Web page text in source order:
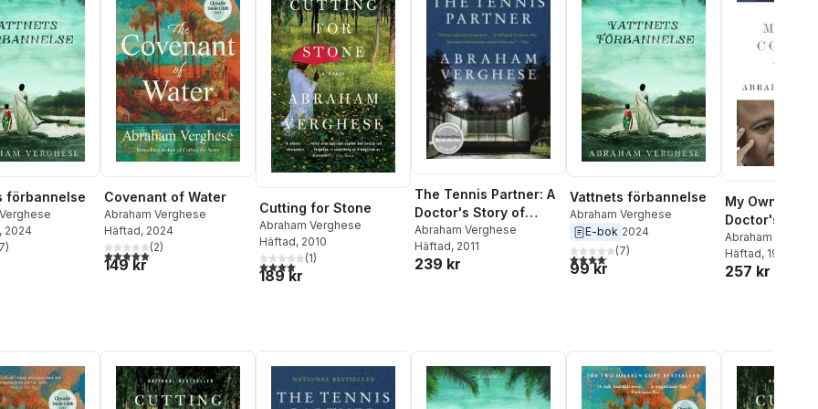
förbannelse
, 2024
Totalt antal röster:
)
Covenant of Water
Abraham Verghese
Häftad, 2024
5,0utav 5 stjärnor. Totalt antal röster:
(2)
149 kr
Cutting for Stone
Abraham Verghese
Häftad, 2010
4,0utav 5 stjärnor. Totalt antal röster:
(1)
189 kr
The Tennis Partner: A
Doctor's Story of
Friendship and Loss
Abraham Verghese
Häftad, 2011
239 kr
Vattnets förbannelse
Abraham Verghese
E-bok 2024
4,1utav 5 stjärnor. Totalt antal röster:
(7)
99 kr
My Own
Doctor's Story
Abraham
Häftad, 1995
257 kr